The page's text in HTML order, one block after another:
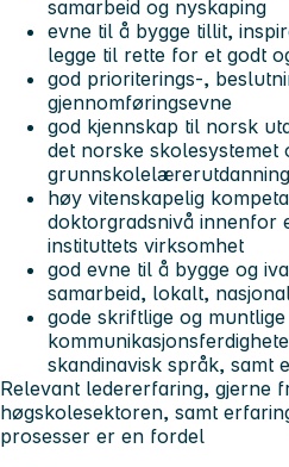
samarbeid og nyskaping
evne til å bygge tillit,
legge til rette for et godt
god prioriterings-,
gjennomføringsevne
god kjennskap til norsk
det norske skolesystemet
grunnskolelærerutdanning
høy vitenskapelig
doktorgradsnivå innenfor
instituttets virksomhet
god evne til å bygge og
samarbeid, lokalt,
gode skriftlige og muntlige
skandinavisk språk, samt
Relevant ledererfaring, gjerne
høgskolesektoren, samt
prosesser er en fordel